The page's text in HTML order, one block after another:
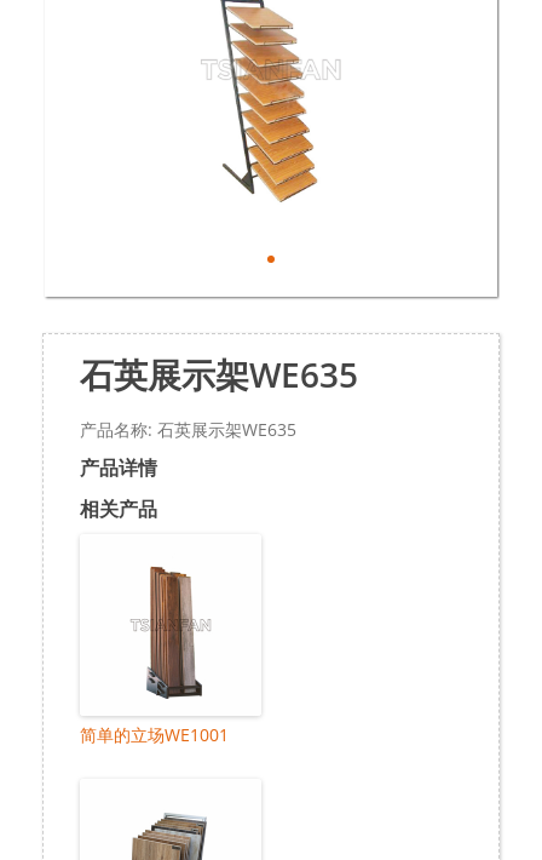
石英展示架WE635
产品名称: 石英展示架WE635
产品详情
相关产品
简单的立场WE1001